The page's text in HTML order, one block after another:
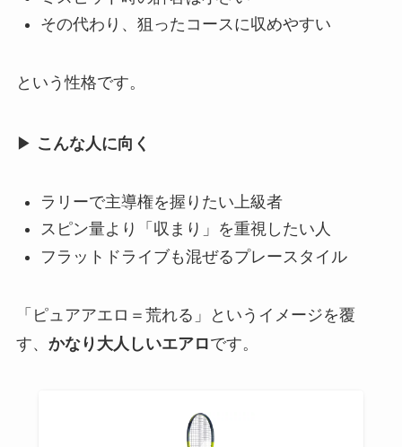
その代わり、狙ったコースに収めやすい
という性格です。
▶ こんな人に向く
ラリーで主導権を握りたい上級者
スピン量より「収まり」を重視したい人
フラットドライブも混ぜるプレースタイル
「ピュアアエロ＝荒れる」というイメージを覆
す、 かなり大人しいエアロです。